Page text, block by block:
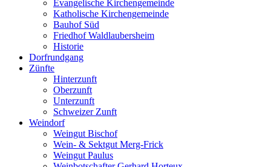
Evangelische Kirchengemeinde
Katholische Kirchengemeinde
Bauhof Süd
Friedhof Waldlaubersheim
Historie
Dorfrundgang
Zünfte
Hinterzunft
Oberzunft
Unterzunft
Schweizer Zunft
Weindorf
Weingut Bischof
Wein- & Sektgut Merg-Frick
Weingut Paulus